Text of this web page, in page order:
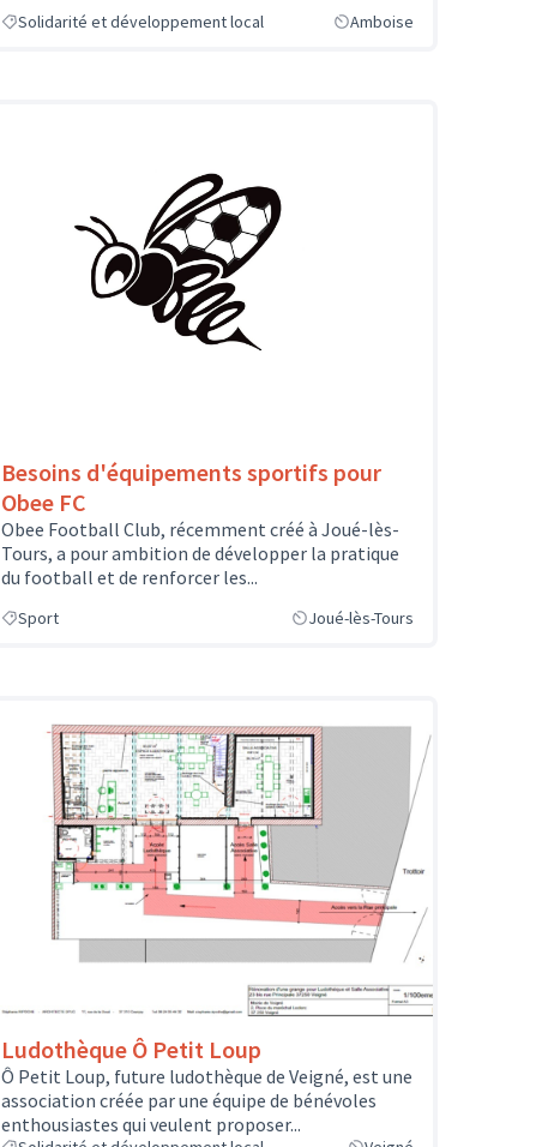
Solidarité et développement local Amboise
Besoins d'équipements sportifs pour
Obee FC
Obee Football Club, récemment créé à Joué-lès-
Tours, a pour ambition de développer la pratique
du football et de renforcer les...
Sport Joué-lès-Tours
Ludothèque Ô Petit Loup
Ô Petit Loup, future ludothèque de Veigné, est une
association créée par une équipe de bénévoles
enthousiastes qui veulent proposer...